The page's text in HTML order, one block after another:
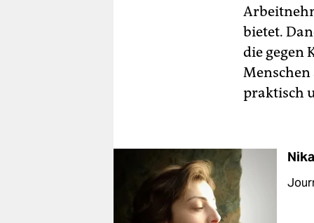
bietet.
die gegen
Menschen
praktisch